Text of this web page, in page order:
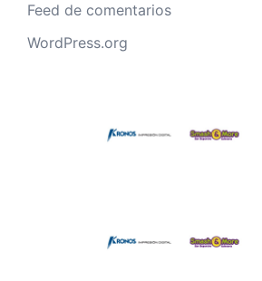
Feed de comentarios
WordPress.org